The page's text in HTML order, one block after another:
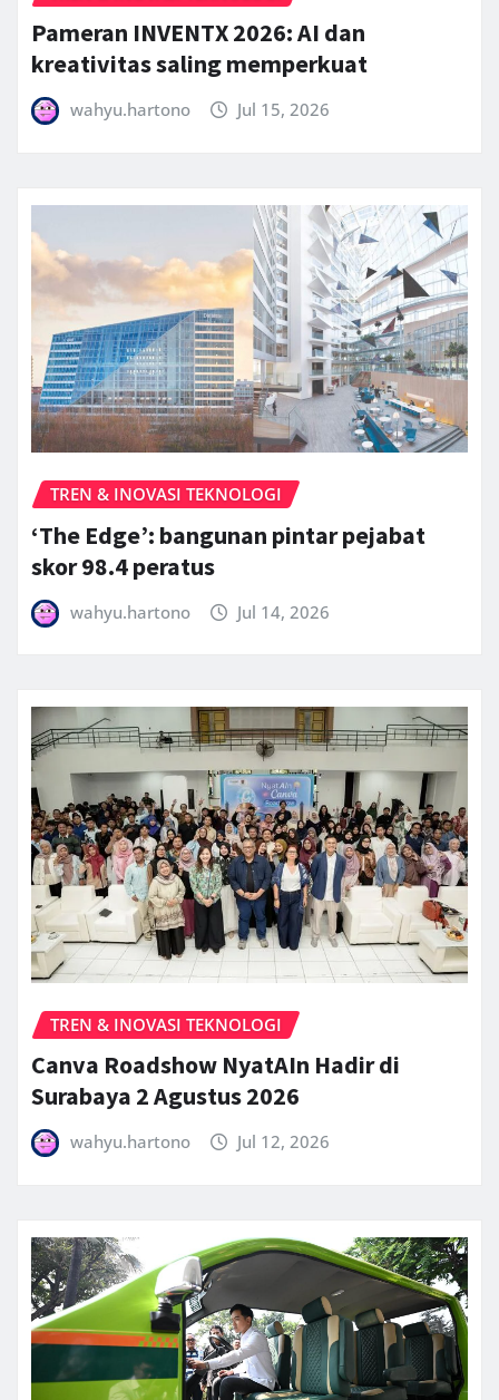
Pameran INVENTX 2026: AI dan
kreativitas saling memperkuat
wahyu.hartono Jul 15, 2026
TREN & INOVASI TEKNOLOGI
‘The Edge’: bangunan pintar pejabat
skor 98.4 peratus
wahyu.hartono Jul 14, 2026
TREN & INOVASI TEKNOLOGI
Canva Roadshow NyatAIn Hadir di
Surabaya 2 Agustus 2026
wahyu.hartono Jul 12, 2026